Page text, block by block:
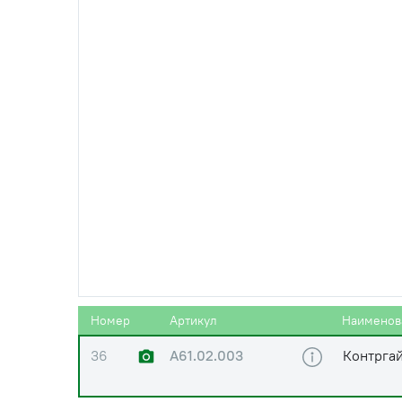
Номер Артикул
Штифт
36 А61.02.003